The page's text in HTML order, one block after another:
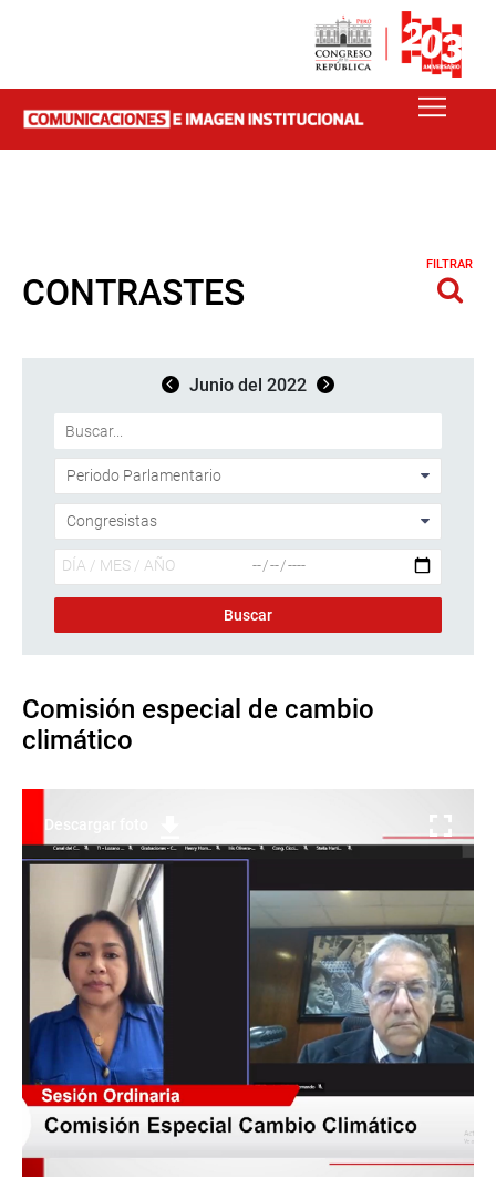
CONTRASTES
FILTRAR
Junio del 2022
Comisión especial de cambio
climático
Descargar foto